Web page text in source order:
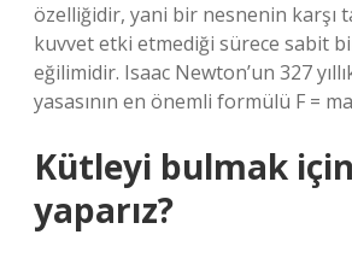
özelliğidir, yani bir nesnenin karşı
kuvvet etki etmediği sürece sabit
eğilimidir. Isaac Newton’un 327
yasasının en önemli formülü F =
Kütleyi bulmak
yaparız?